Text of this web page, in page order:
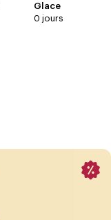
Glace
0 jours